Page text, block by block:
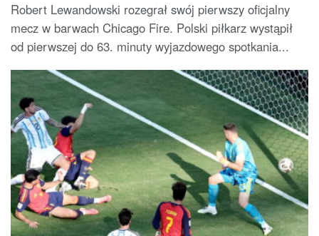
Robert Lewandowski rozegrał swój pierwszy oficjalny
mecz w barwach Chicago Fire. Polski piłkarz wystąpił
od pierwszej do 63. minuty wyjazdowego spotkania...